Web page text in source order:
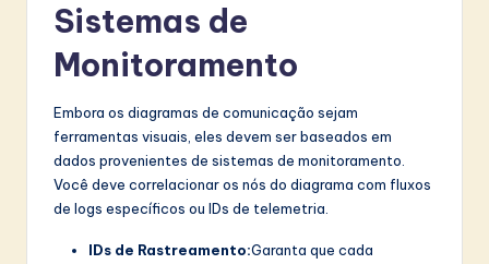
Sistemas de
Monitoramento
Embora os diagramas de comunicação sejam
ferramentas visuais, eles devem ser baseados em
dados provenientes de sistemas de monitoramento.
Você deve correlacionar os nós do diagrama com fluxos
de logs específicos ou IDs de telemetria.
IDs de Rastreamento:Garanta que cada